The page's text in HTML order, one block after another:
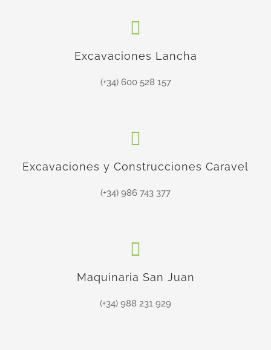
Excavaciones Lancha
(+34) 600 528 157
Excavaciones y Construcciones Caravel
(+34) 986 743 377
Maquinaria San Juan
(+34) 988 231 929